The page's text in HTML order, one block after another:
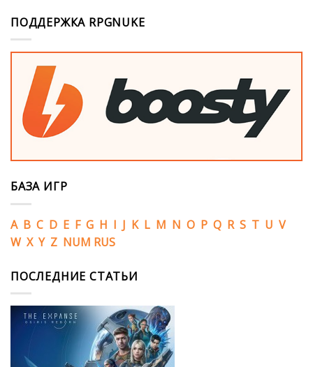
ПОДДЕРЖКА RPGNUKE
БАЗА ИГР
A B C D E F G H I J K L M N O P Q R S T U V
W X Y Z NUM RUS
ПОСЛЕДНИЕ СТАТЬИ